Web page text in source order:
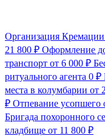
Организация Кремации
21 800 ₽ Оформление
транспорт от 6 000 ₽
ритуального агента 0 ₽
места в колумбарии от
₽ Отпевание усопшего
Бригада похоронного
кладбище от 11 800 ₽